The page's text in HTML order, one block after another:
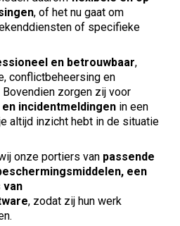
, of het nu gaat om
of specifieke
en betrouwbaar,
conflictbeheersing en
zorgen zij voor
incidentmeldingen in een
altijd inzicht hebt in de situatie
onze portiers van passende
een
van
, zodat zij hun werk